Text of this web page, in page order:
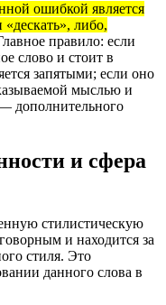
ошибкой является
либо,
правило: если
слово и стоит в
запятыми; если оно
мыслью и
дополнительного
и сфера
стилистическую
и находится за
стиля. Это
данного слова в